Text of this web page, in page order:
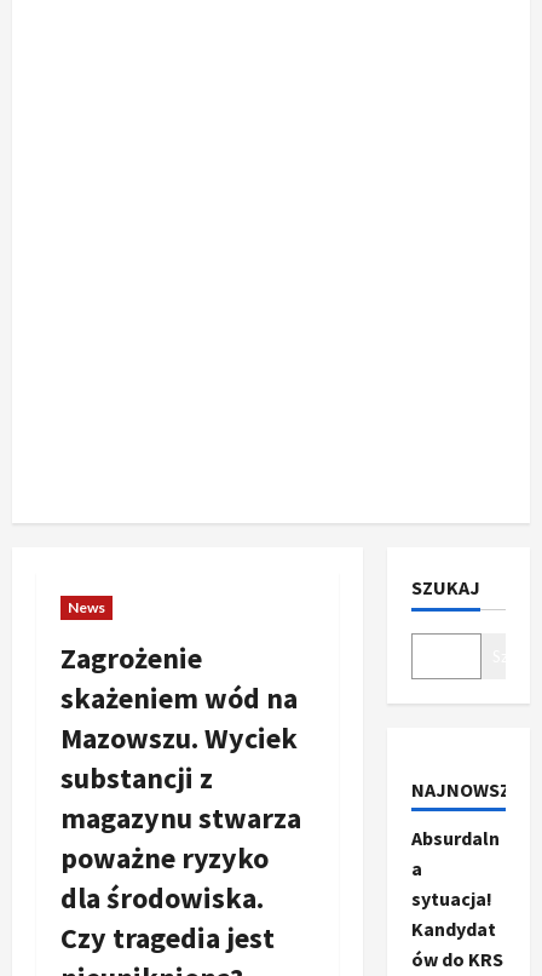
News
Zagrożenie
skażeniem wód na
Mazowszu. Wyciek
substancji z
magazynu stwarza
poważne ryzyko
dla środowiska.
Czy tragedia jest
SZUKAJ
NAJNOWSZE
Absurdaln
a
sytuacja!
Kandydat
ów do KRS